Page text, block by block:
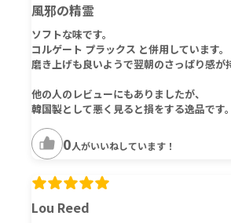
風邪の精霊
ソフトな味です。
コルゲート プラックス と併用しています。
磨き上げも良いようで翌朝のさっぱり感が
他の人のレビューにもありましたが、
韓国製として悪く見ると損をする逸品です。
0人がいいねしています！
Lou Reed